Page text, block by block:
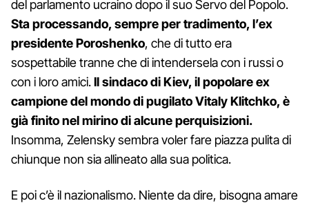
del parlamento ucraino dopo il suo Servo del Popolo.
Sta processando, sempre per tradimento, l’ex
presidente Poroshenko, che di tutto era
sospettabile tranne che di intendersela con i russi o
con i loro amici.Il sindaco di Kiev, il popolare ex
campione del mondo di pugilato Vitaly Klitchko, è
già finito nel mirino di alcune perquisizioni.
Insomma, Zelensky sembra voler fare piazza pulita di
chiunque non sia allineato alla sua politica.
E poi c’è il nazionalismo. Niente da dire, bisogna amare